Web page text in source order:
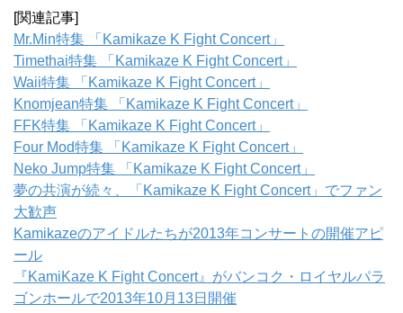
[関連記事]
Mr.Min特集 「Kamikaze K Fight Concert」
Timethai特集 「Kamikaze K Fight Concert」
Waii特集 「Kamikaze K Fight Concert」
Knomjean特集 「Kamikaze K Fight Concert」
FFK特集 「Kamikaze K Fight Concert」
Four Mod特集 「Kamikaze K Fight Concert」
Neko Jump特集 「Kamikaze K Fight Concert」
夢の共演が続々、「Kamikaze K Fight Concert」でファン
大歓声
Kamikazeのアイドルたちが2013年コンサートの開催アピ
ール
『KamiKaze K Fight Concert』がバンコク・ロイヤルパラ
ゴンホールで2013年10月13日開催